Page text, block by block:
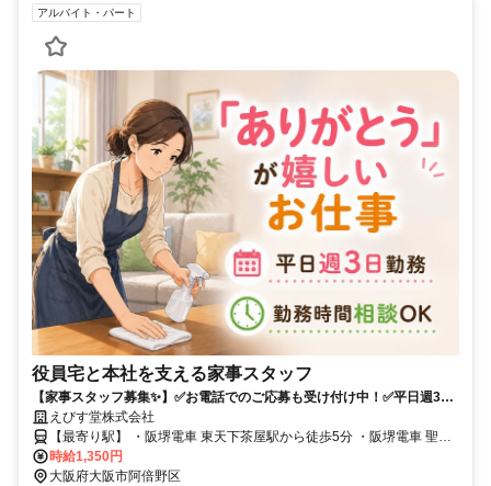
アルバイト・パート
役員宅と本社を支える家事スタッフ
【家事スタッフ募集✨】✅お電話でのご応募も受け付け中！✅平日週3日
勤務✅髪型自由✅勤務時間はご相談ください！
えびす堂株式会社
【最寄り駅】 ・阪堺電車 東天下茶屋駅から徒歩5分 ・阪堺電車 聖天
坂駅から徒歩10分
時給1,350円
大阪府大阪市阿倍野区